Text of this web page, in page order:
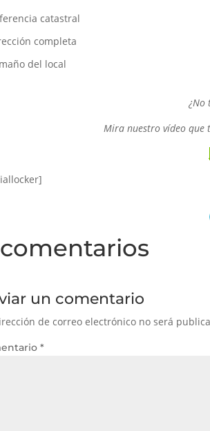
catastral
completa
del local
¿No
Mira nuestro vídeo que
un comentario
de correo electrónico no será
*